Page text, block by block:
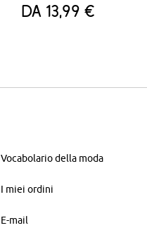
da 13,99 €
Vocabolario della moda
I miei ordini
E-mail